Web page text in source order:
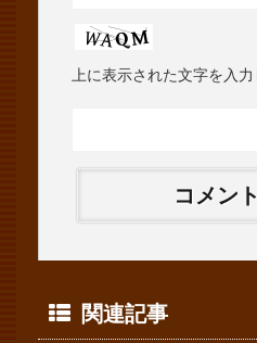
上に表示された文字を入力
関連記事